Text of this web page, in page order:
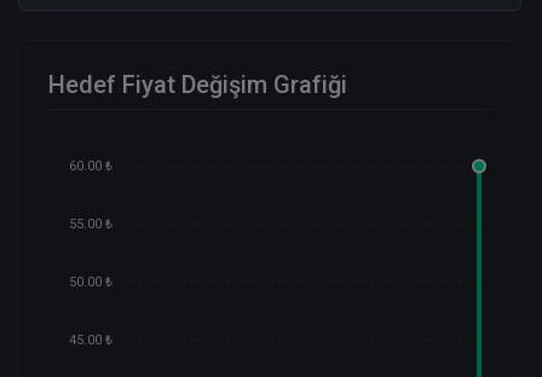
Hedef Fiyat Değişim Grafiği
60.00 ₺
55.00 ₺
50.00 ₺
45.00 ₺